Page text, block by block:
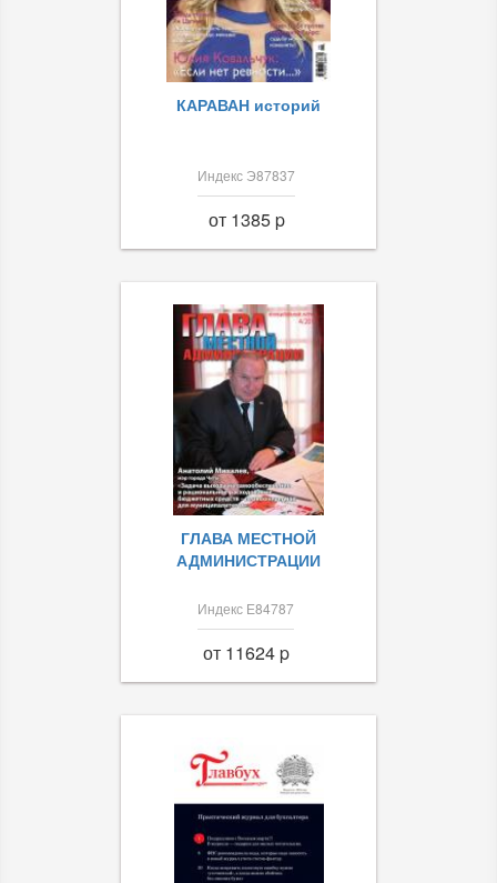
КАРАВАН историй
Индекс Э87837
от 1385 p
ГЛАВА МЕСТНОЙ
АДМИНИСТРАЦИИ
Индекс Е84787
от 11624 p